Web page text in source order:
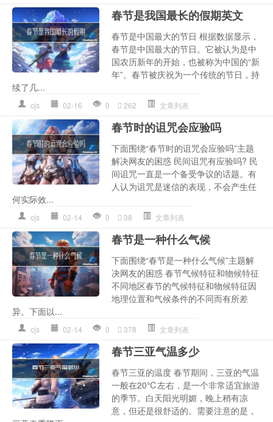
春节是我国最长的假期英文
春节是中国最大的节日 根据数据显示，
春节是中国最大的节日。它被认为是中
国农历新年的开始，也被称为中国的“新
年”。春节被庆祝为一个传统的节日，持
续了几...
cjs 02-16 0 262 文章列表
春节时的诅咒会应验吗
下面围绕“春节时的诅咒会应验吗”主题
解决网友的困惑 民间诅咒有应验吗? 民
间诅咒一直是一个备受争议的话题。有
人认为诅咒是迷信的表现，不会产生任
何实际效...
cjs 02-14 0 38 文章列表
春节是一种什么气候
下面围绕“春节是一种什么气候”主题解
决网友的困惑 春节气候特征和物候特征
不同地区春节的气候特征和物候特征因
地理位置和气候条件的不同而有所差
异。下面以...
cjs 02-14 0 378 文章列表
春节三亚气温多少
春节三亚的温度 春节期间，三亚的气温
一般在20℃左右，是一个非常适宜旅游
的季节。白天阳光明媚，晚上稍有凉
意，但还是很舒适的。需要注意的是，